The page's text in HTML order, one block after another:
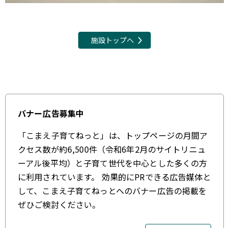
施設トップへ
バナー広告募集中
「こまえ子育てねっと」は、トップページの月間ア
クセス数が約6,500件（令和6年2月のサイトリニュ
ーアル後平均）と子育て世代を中心とした多くの方
に利用されています。 効果的にPRできる広告媒体と
して、こまえ子育てねっとへのバナー広告の掲載を
ぜひご検討ください。